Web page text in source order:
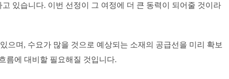
있습니다. 이번 선정이 그 여정에 더 큰 동력이 되어줄 것이라
으며, 수요가 많을 것으로 예상되는 소재의 공급선을 미리 확보
름에 대비할 필요해질 것입니다.